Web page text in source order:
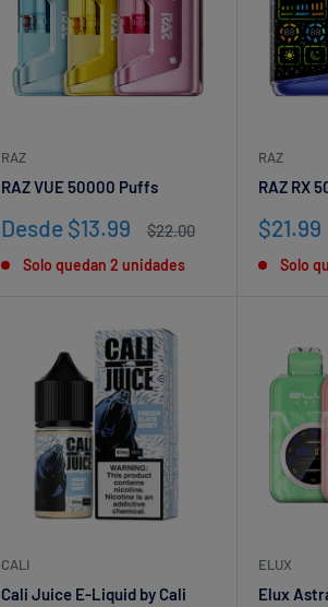
RAZ
RAZ VUE 50000 Puffs
Precio
venta
Desde $13.99
Precio
$22.00
Solo quedan 2 unidades
RAZ
RAZ RX
Precio
venta
$21.99
Solo
CALI
Cali Juice E-Liquid by Cali
ELUX
Elux